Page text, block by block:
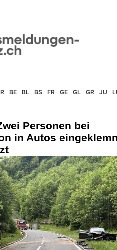
BE BL BS FR GE GL GR JU
Personen bei
in Autos